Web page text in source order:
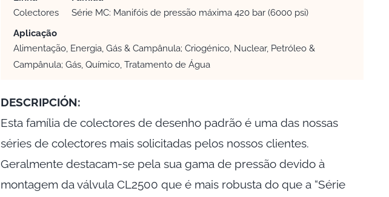
Colectores
Série MC: Manifóis de pressão máxima 420 bar (6000 psi)
Aplicação
Alimentação, Energia, Gás & Campânula; Criogénico, Nuclear, Petróleo &
Campânula; Gás, Químico, Tratamento de Água
DESCRIPCIÓN:
Esta família de colectores de desenho padrão é uma das nossas
séries de colectores mais solicitadas pelos nossos clientes.
Geralmente destacam-se pela sua gama de pressão devido à
montagem da válvula CL2500 que é mais robusta do que a “Série